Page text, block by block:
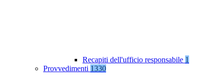
Recapiti dell'ufficio responsabile 1
Provvedimenti 1330